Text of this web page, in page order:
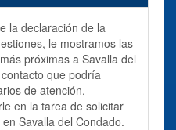
la declaración de la
le mostramos las
próximas a Savalla del
que podría
de atención,
en la tarea de solicitar
en Savalla del Condado.